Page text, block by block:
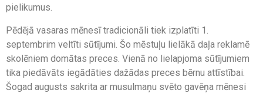
pielikumus.
Pēdējā vasaras mēnesī tradicionāli tiek izplatīti 1.
septembrim veltīti sūtījumi. Šo mēstuļu lielākā daļa reklamē
skolēniem domātas preces. Vienā no lielapjoma sūtījumiem
tika piedāvāts iegādāties dažādas preces bērnu attīstībai.
Šogad augusts sakrita ar musulmaņu svēto gavēņa mēnesi